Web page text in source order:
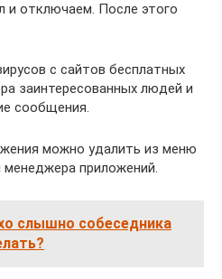
и отключаем. После этого
с сайтов бесплатных
заинтересованных людей и
сообщения.
можно удалить из меню
приложений.
слышно собеседника